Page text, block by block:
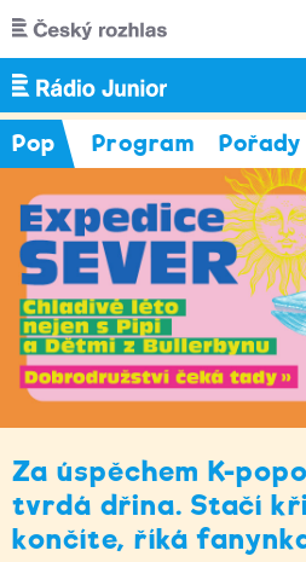
Přejít k hlavnímu obsahu
Pop Program Pořady
Za úspěchem K-
tvrdá dřina. Stačí
končíte, říká